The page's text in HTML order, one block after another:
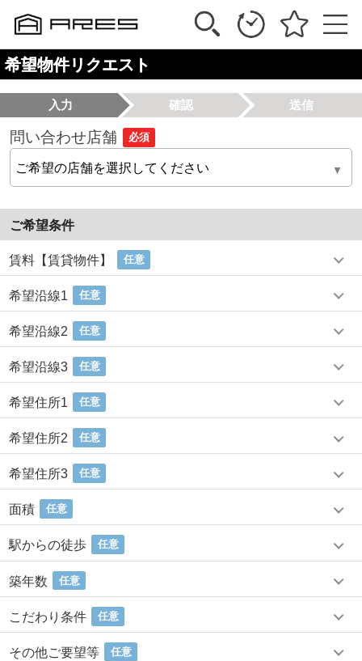
希望物件リクエスト
入力 確認 送信
問い合わせ店舗 必須
ご希望条件
賃料【賃貸物件】 任意
希望沿線1 任意
希望沿線2 任意
希望沿線3 任意
希望住所1 任意
希望住所2 任意
希望住所3 任意
面積 任意
駅からの徒歩 任意
築年数 任意
こだわり条件 任意
その他ご要望等 任意